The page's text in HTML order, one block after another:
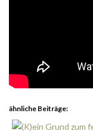
ähnliche Beiträge: